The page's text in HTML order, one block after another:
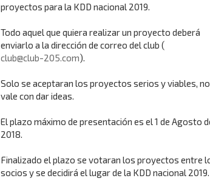
proyectos para la KDD nacional 2019.
Todo aquel que quiera realizar un proyecto deberá
enviarlo a la dirección de correo del club (
club@club-205.com).
Solo se aceptaran los proyectos serios y viables, no
vale con dar ideas.
El plazo máximo de presentación es el 1 de Agosto
2018.
Finalizado el plazo se votaran los proyectos entre
socios y se decidirá el lugar de la KDD nacional 2019.